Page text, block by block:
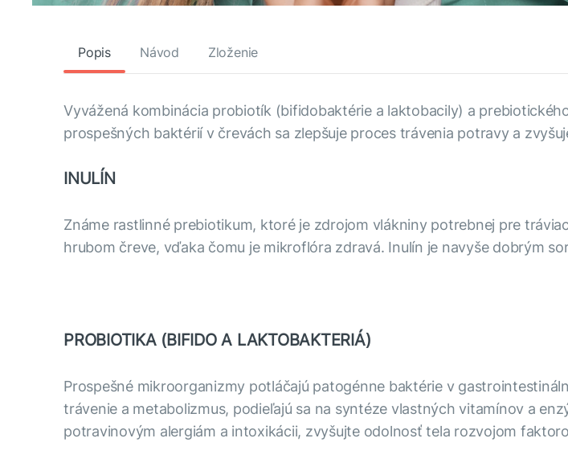
Popis Návod Zloženie
Vyvážená kombinácia probiotík (bifidobaktérie a laktobacily) a
prospešných baktérií v črevách sa zlepšuje proces trávenia potravy a
INULÍN
Známe rastlinné prebiotikum, ktoré je zdrojom vlákniny potrebnej pre
hrubom čreve, vďaka čomu je mikroflóra zdravá. Inulín je navyše dobrým
PROBIOTIKA (BIFIDO A LAKTOBAKTERIÁ)
Prospešné mikroorganizmy potláčajú patogénne baktérie v
trávenie a metabolizmus, podieľajú sa na syntéze vlastných vitamínov a
potravinovým alergiám a intoxikácii, zvyšujte odolnosť tela rozvojom